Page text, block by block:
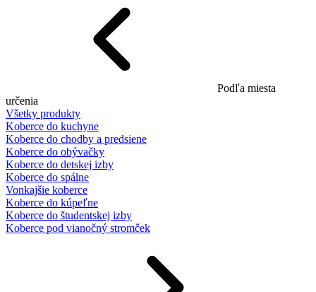
Podľa miesta
určenia
Všetky produkty
Koberce do kuchyne
Koberce do chodby a predsiene
Koberce do obývačky
Koberce do detskej izby
Koberce do spálne
Vonkajšie koberce
Koberce do kúpeľne
Koberce do študentskej izby
Koberce pod vianočný stromček